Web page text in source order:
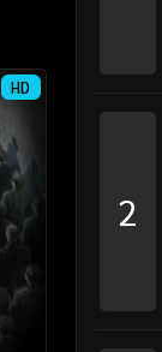
HD
2